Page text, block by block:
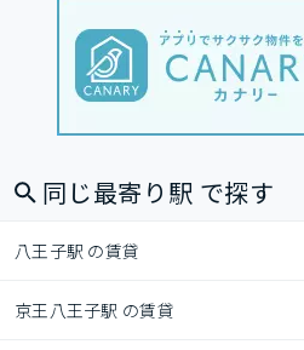
同じ最寄り駅 で探す
八王子駅 の賃貸
京王八王子駅 の賃貸